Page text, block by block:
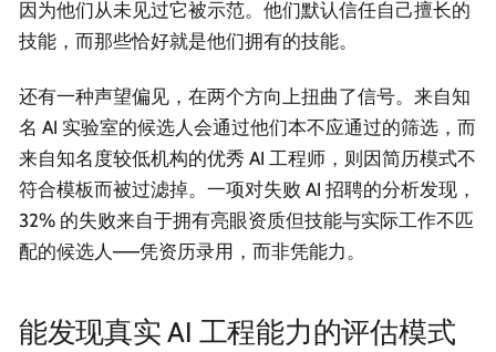
因为他们从未见过它被示范。他们默认信任自己擅长的
技能，而那些恰好就是他们拥有的技能。
还有一种声望偏见，在两个方向上扭曲了信号。来自知
名 AI 实验室的候选人会通过他们本不应通过的筛选，而
来自知名度较低机构的优秀 AI 工程师，则因简历模式不
符合模板而被过滤掉。一项对失败 AI 招聘的分析发现，
32% 的失败来自于拥有亮眼资质但技能与实际工作不匹
配的候选人——凭资历录用，而非凭能力。
能发现真实 AI 工程能力的评估模式